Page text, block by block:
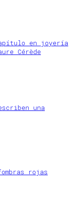
en joyería
Cérède
una
rojas